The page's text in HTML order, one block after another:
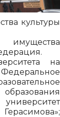
культуры
имущества
на